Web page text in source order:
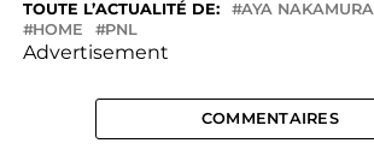
TOUTE L’ACTUALITÉ DE: AYA NAKAMURA
HOME
PNL
Advertisement
COMMENTAIRES